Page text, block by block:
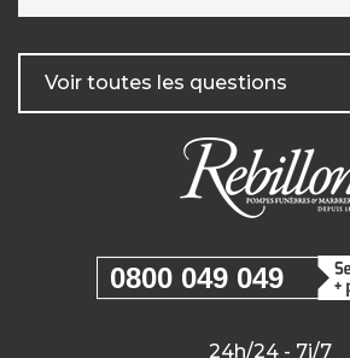
Voir toutes les questions
0800 049 049
24h/24 - 7j/7